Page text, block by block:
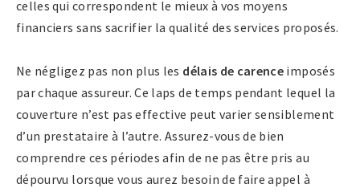
celles qui correspondent le mieux à vos moyens
financiers sans sacrifier la qualité des services proposés.
Ne négligez pas non plus les délais de carence imposés
par chaque assureur. Ce laps de temps pendant lequel la
couverture n’est pas effective peut varier sensiblement
d’un prestataire à l’autre. Assurez-vous de bien
comprendre ces périodes afin de ne pas être pris au
dépourvu lorsque vous aurez besoin de faire appel à